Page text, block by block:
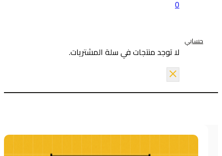
حسابي
لا توجد منتجات في سلة المشتريات.